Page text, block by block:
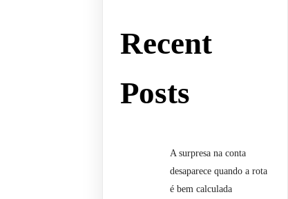
Recent
Posts
A surpresa na conta
desaparece quando a rota
é bem calculada